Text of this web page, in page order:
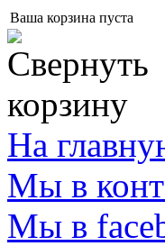
Ваша корзина пуста
На
Мы в
Мы в